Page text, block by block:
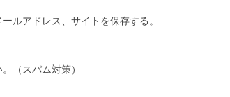
ルアドレス、サイトを保存する。
（スパム対策）